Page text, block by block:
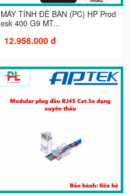
MÁY TÍNH ĐỂ BÀN (PC) HP Prod
esk 400 G9 MT...
12.958.000 đ